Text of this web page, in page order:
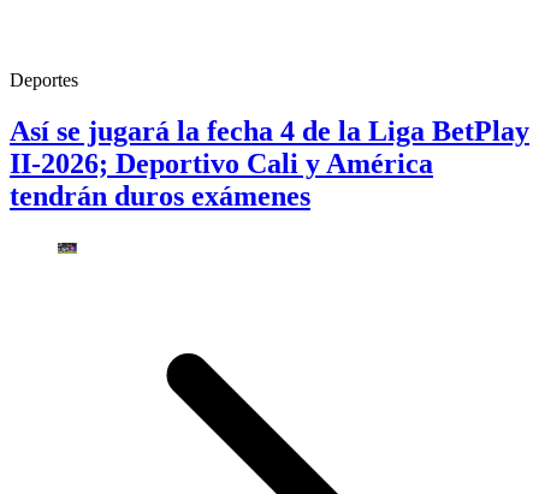
Deportes
Así se jugará la fecha 4 de la Liga BetPlay
II-2026; Deportivo Cali y América
tendrán duros exámenes